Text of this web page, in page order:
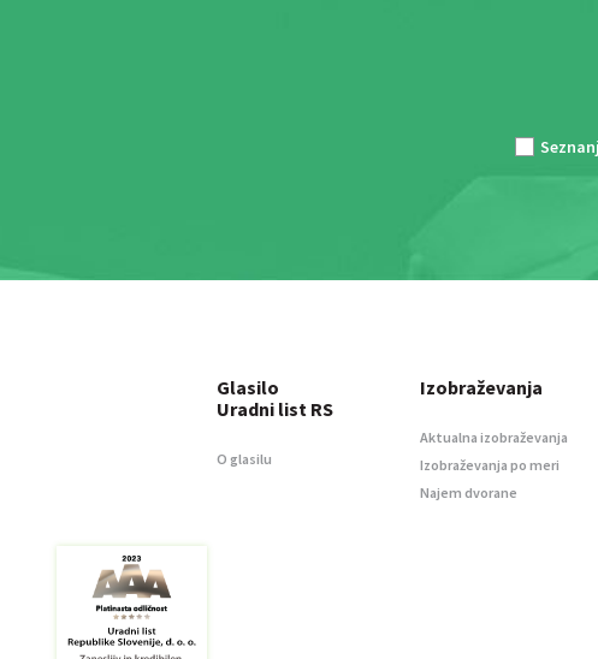
Glasilo
Uradni list RS
O glasilu
Izobraževanja
Aktualna izobraževanja
Izobraževanja po meri
Najem dvorane